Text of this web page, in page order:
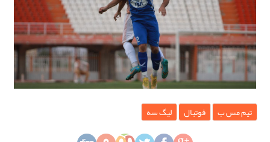
تیم مس ب فوتبال لیگ سه